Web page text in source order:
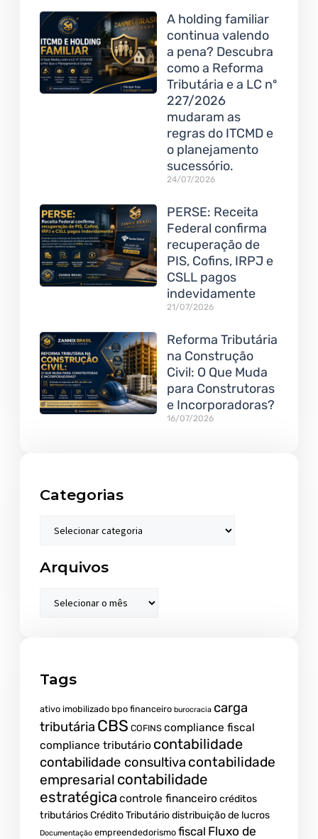
A holding familiar
continua valendo
a pena? Descubra
como a Reforma
Tributária e a LC nº
227/2026
mudaram as
regras do ITCMD e
o planejamento
sucessório.
24/07/2026
PERSE: Receita
Federal confirma
recuperação de
PIS, Cofins, IRPJ e
CSLL pagos
indevidamente
21/07/2026
Reforma Tributária
na Construção
Civil: O Que Muda
para Construtoras
e Incorporadoras?
16/07/2026
Categorias
Arquivos
Tags
ativo imobilizado bpo financeiro burocracia carga
tributária CBS COFINS compliance fiscal
compliance tributário contabilidade
contabilidade consultiva contabilidade
empresarial contabilidade
estratégica controle financeiro créditos
tributáriosCrédito Tributáriodistribuição de lucros
Documentação empreendedorismo fiscal Fluxo de